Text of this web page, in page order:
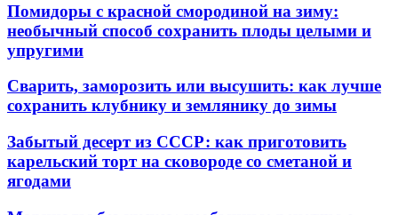
Помидоры с красной смородиной на зиму:
необычный способ сохранить плоды целыми и
упругими
Сварить, заморозить или высушить: как лучше
сохранить клубнику и землянику до зимы
Забытый десерт из СССР: как приготовить
карельский торт на сковороде со сметаной и
ягодами